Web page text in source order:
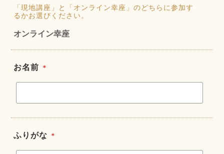
「現地講座」と「オンライン幸座」のどちらに参加す
るかお選びください。
オンライン幸座
お名前 ＊
ふりがな ＊